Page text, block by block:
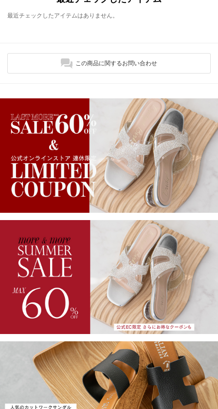
最近チェックしたアイテムはありません。
この商品に関するお問い合わせ